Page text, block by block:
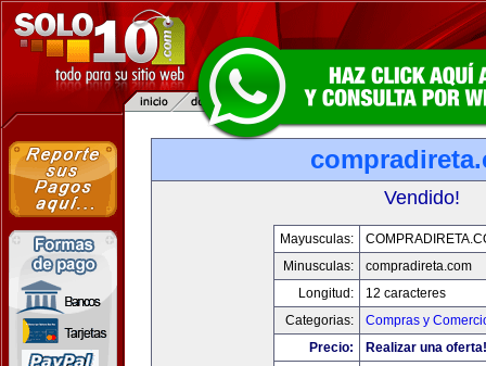
Vendido!
Mayusculas:
Minusculas:
compradireta.com
Longitud:
12 caracteres
Categorias:
Compras y
Precio:
Realizar una oferta!